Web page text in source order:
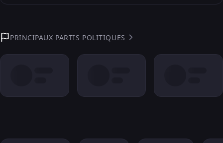
PRINCIPAUX PARTIS POLITIQUES